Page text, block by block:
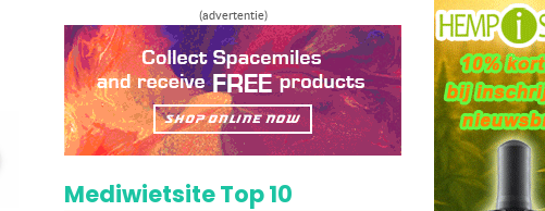
(advertentie)
Mediwietsite Top 10